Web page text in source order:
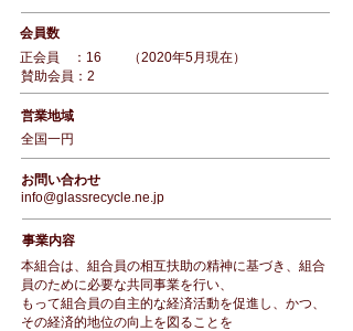
会員数
正会員 ：16 （2020年5月現在）
賛助会員：2
営業地域
全国一円
お問い合わせ
info@glassrecycle.ne.jp
​事業内容
本組合は、組合員の相互扶助の精神に基づき、組合
員のために必要な共同事業を行い、
もって組合員の自主的な経済活動を促進し、かつ、
その経済的地位の向上を図ることを